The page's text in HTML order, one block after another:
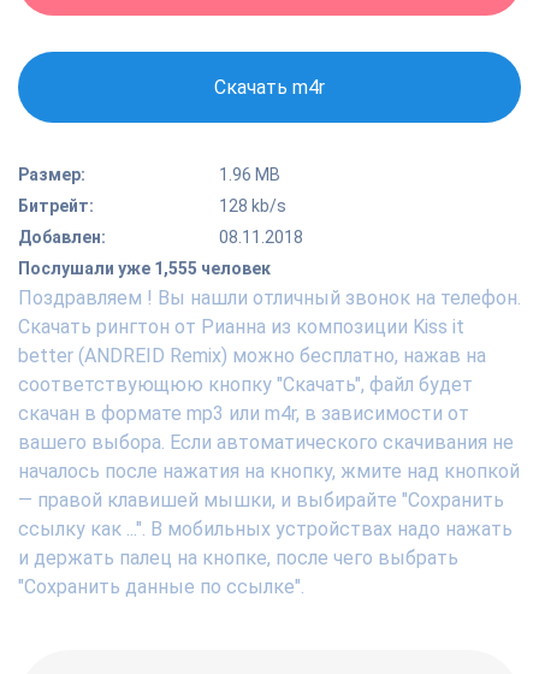
Скачать m4r
Размер:
1.96 MB
Битрейт:
128 kb/s
Добавлен:
08.11.2018
Послушали уже 1,555 человек
Поздравляем ! Вы нашли отличный звонок на телефон.
Скачать рингтон от Рианна из композиции Kiss it
better (ANDREID Remix) можно бесплатно, нажав на
соответствующюю кнопку "Скачать", файл будет
скачан в формате mp3 или m4r, в зависимости от
вашего выбора. Если автоматического скачивания не
началось после нажатия на кнопку, жмите над кнопкой
— правой клавишей мышки, и выбирайте "Сохранить
ссылку как ...". В мобильных устройствах надо нажать
и держать палец на кнопке, после чего выбрать
"Сохранить данные по ссылке".